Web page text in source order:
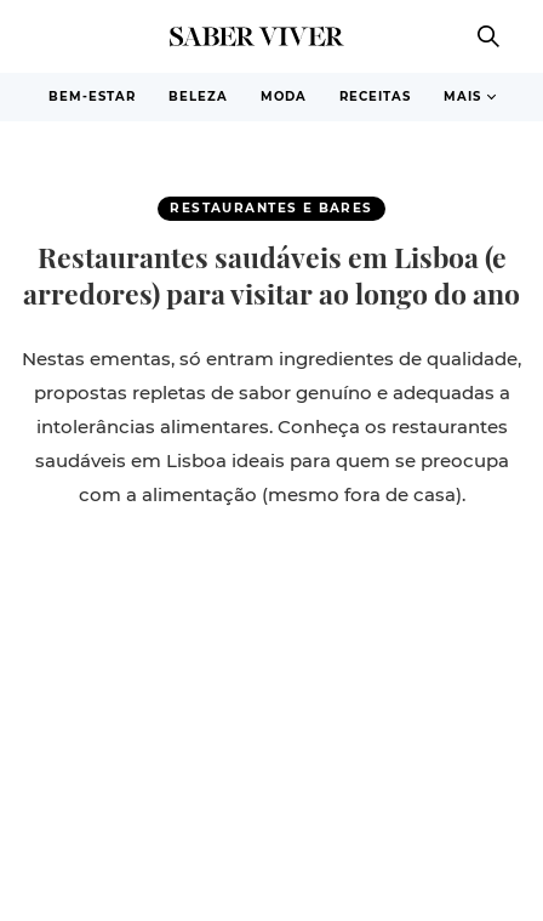
BEM-ESTAR BELEZA MODA RECEITAS MAIS
RESTAURANTES E BARES
Restaurantes saudáveis em Lisboa (e
arredores) para visitar ao longo do ano
Nestas ementas, só entram ingredientes de qualidade,
propostas repletas de sabor genuíno e adequadas a
intolerâncias alimentares. Conheça os restaurantes
saudáveis em Lisboa ideais para quem se preocupa
com a alimentação (mesmo fora de casa).